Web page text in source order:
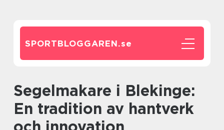
SPORTBLOGGAREN.se
Segelmakare i Blekinge:
En tradition av hantverk